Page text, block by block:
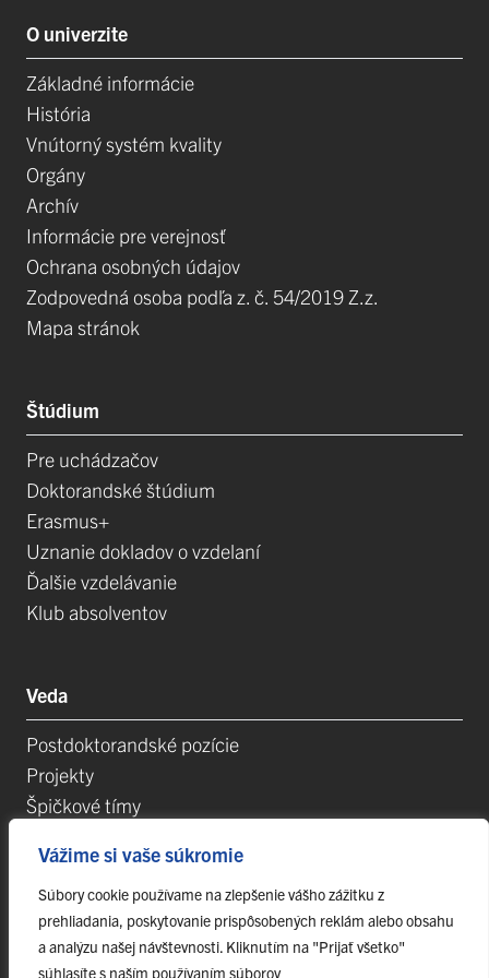
Vážime si vaše súkromie
Súbory cookie používame na zlepšenie vášho zážitku z
prehliadania, poskytovanie prispôsobených reklám alebo obsahu
a analýzu našej návštevnosti. Kliknutím na "Prijať všetko"
súhlasíte s naším používaním súborov
O univerzite
Základné informácie
História
Vnútorný systém kvality
Orgány
Archív
Informácie pre verejnosť
Ochrana osobných údajov
Zodpovedná osoba podľa z. č. 54/2019 Z.z.
Mapa stránok
Štúdium
Pre uchádzačov
Doktorandské štúdium
Erasmus+
Uznanie dokladov o vzdelaní
Ďalšie vzdelávanie
Klub absolventov
Veda
Postdoktorandské pozície
Projekty
Špičkové tímy
Vedecké parky
Evidencia publikačnej činnosti
Habilitačné a vymenúvacie konania